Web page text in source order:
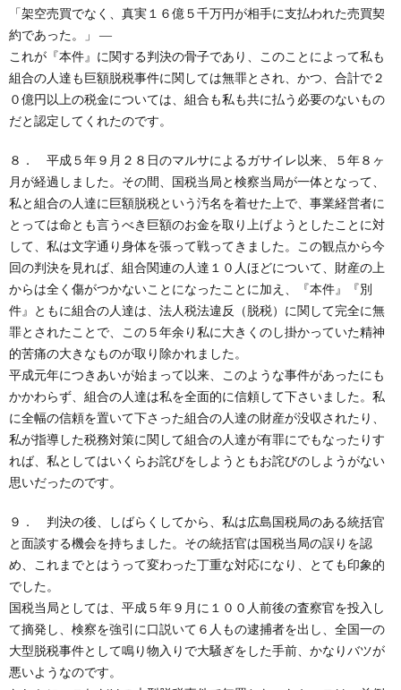
「架空売買でなく、真実１６億５千万円が相手に支払われた売買契
約であった。」 ―
これが『本件』に関する判決の骨子であり、このことによって私も
組合の人達も巨額脱税事件に関しては無罪とされ、かつ、合計で２
０億円以上の税金については、組合も私も共に払う必要のないもの
だと認定してくれたのです。
８． 平成５年９月２８日のマルサによるガサイレ以来、５年８ヶ
月が経過しました。その間、国税当局と検察当局が一体となって、
私と組合の人達に巨額脱税という汚名を着せた上で、事業経営者に
とっては命とも言うべき巨額のお金を取り上げようとしたことに対
して、私は文字通り身体を張って戦ってきました。この観点から今
回の判決を見れば、組合関連の人達１０人ほどについて、財産の上
からは全く傷がつかないことになったことに加え、『本件』『別
件』ともに組合の人達は、法人税法違反（脱税）に関して完全に無
罪とされたことで、この５年余り私に大きくのし掛かっていた精神
的苦痛の大きなものが取り除かれました。
平成元年につきあいが始まって以来、このような事件があったにも
かかわらず、組合の人達は私を全面的に信頼して下さいました。私
に全幅の信頼を置いて下さった組合の人達の財産が没収されたり、
私が指導した税務対策に関して組合の人達が有罪にでもなったりす
れば、私としてはいくらお詫びをしようともお詫びのしようがない
思いだったのです。
９． 判決の後、しばらくしてから、私は広島国税局のある統括官
と面談する機会を持ちました。その統括官は国税当局の誤りを認
め、これまでとはうって変わった丁重な対応になり、とても印象的
でした。
国税当局としては、平成５年９月に１００人前後の査察官を投入し
て摘発し、検察を強引に口説いて６人もの逮捕者を出し、全国一の
大型脱税事件として鳴り物入りで大騒ぎをした手前、かなりバツが
悪いようなのです。